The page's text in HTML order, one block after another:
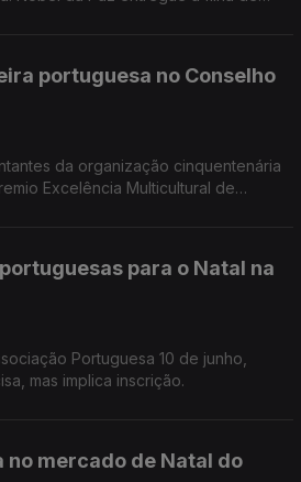
portuguesa no Conselho
da organização cinquentenária
Excelência Multicultural de
para o Natal na
Portuguesa 10 de junho,
mas implica inscrição.
no mercado de Natal do